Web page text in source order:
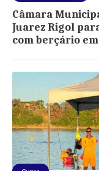
Câmara
Juarez Rigol
com berçário